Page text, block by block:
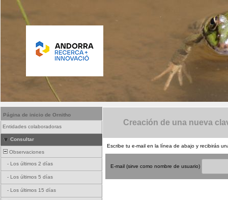
Página de inicio de Ornitho
Entidades colaboradoras
Consultar
Observaciones
- Los últimos 2 días
- Los últimos 5 días
- Los últimos 15 días
Creación de una nueva
Escribe tu e-mail en la línea de abajo y recibirás
E-mail (sirve como nombre de usuario)